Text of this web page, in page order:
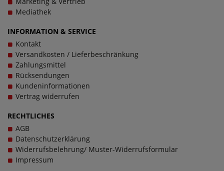
Mediathek
INFORMATION & SERVICE
Kontakt
Versandkosten / Lieferbeschränkung
Zahlungsmittel
Rücksendungen
Kundeninformationen
Vertrag widerrufen
RECHTLICHES
AGB
Datenschutzerklärung
Widerrufsbelehrung/ Muster-Widerrufsformular
Impressum